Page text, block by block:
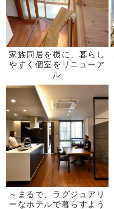
家族同居を機に、暮らし
やすく個室をリニューア
ル
～まるで、ラグジュアリ
ーなホテルで暮らすよう